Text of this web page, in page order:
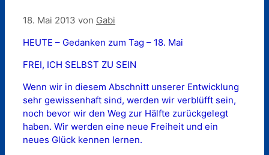
18. Mai 2013 von Gabi
HEUTE – Gedanken zum Tag – 18. Mai
FREI, ICH SELBST ZU SEIN
Wenn wir in diesem Abschnitt unserer Entwicklung
sehr gewissenhaft sind, werden wir verblüfft sein,
noch bevor wir den Weg zur Hälfte zurückgelegt
haben. Wir werden eine neue Freiheit und ein
neues Glück kennen lernen.